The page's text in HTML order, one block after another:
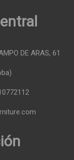
DE ARAS, 61